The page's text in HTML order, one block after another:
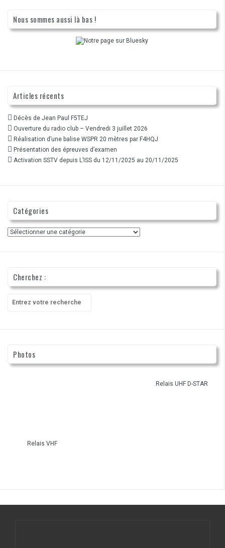
Nous sommes aussi là bas !
Articles récents
Décès de Jean Paul F5TEJ
Ouverture du radio club – Vendredi 3 juillet 2026
Réalisation d’une balise WSPR 20 mètres par F4HQJ
Présentation des épreuves d’examen
Activation SSTV depuis L’ISS du 12/11/2025 au 20/11/2025
Catégories
Catégories
Cherchez :
pour
Photos
Relais UHF D-STAR
Relais VHF